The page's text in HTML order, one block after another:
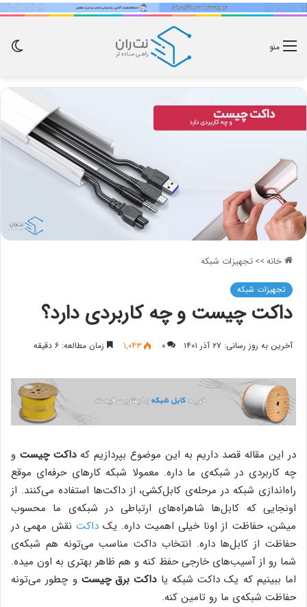
منو
خانه>>تجهیزات شبکه
تجهیزات شبکه
داکت چیست و چه کاربردی دارد؟
آخرین به روز رسانی: ۲۷ آذر ۱۴۰۱ ۰ ۱,۰۴۳ زمان مطالعه: ۶ دقیقه
در این مقاله قصد داریم به این موضوع بپردازیم کهداکت چیست و
چه کاربردی در شبکه‌ی ما داره. معمولا شبکه‌ کارهای حرفه‌ای موقع
راه‌اندازی شبکه در مرحله‌ی کابل‌کشی، از داکت‌ها استفاده می‌کنند. از
اونجایی که کابل‌ها شاهرا‌ه‌های ارتباطی در شبکه‌ی ما محسوب
میشن، حفاظت از اونا خیلی اهمیت داره. یکداکت نقش مهمی در
حفاظت از کابل‌ها داره. انتخاب داکت مناسب می‌تونه هم شبکه‌ی
شما رو از آسیب‌های خارجی حفظ کنه و هم ظاهر بهتری به اون میده.
اما ببینیم که یک داکت شبکه یاداکت برق چیست و چطور می‌تونه
حفاظت شبکه‌ی ما رو تامین کنه.